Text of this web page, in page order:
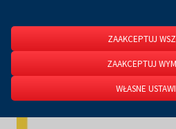
ZAAKCEPTUJ
ZAAKCEPTUJ
WŁASNE